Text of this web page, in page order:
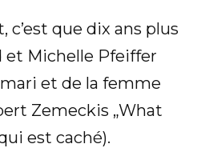
c’est que dix ans plus
et Michelle Pfeiffer
et de la femme
Zemeckis „What
est caché).